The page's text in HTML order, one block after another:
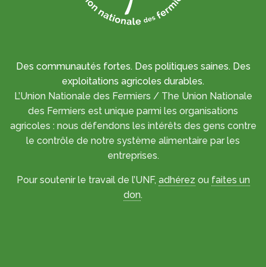
Des communautés fortes. Des politiques saines. Des
exploitations agricoles durables.
L’Union Nationale des Fermiers / The Union Nationale
des Fermiers est unique parmi les organisations
agricoles : nous défendons les intérêts des gens contre
le contrôle de notre système alimentaire par les
entreprises.
Pour soutenir le travail de l’UNF, adhérez ou faites un
don.